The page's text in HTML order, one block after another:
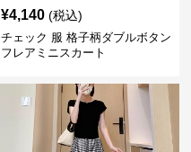
¥4,140 (税込)
チェック 服 格子柄ダブルボタン
フレアミニスカート